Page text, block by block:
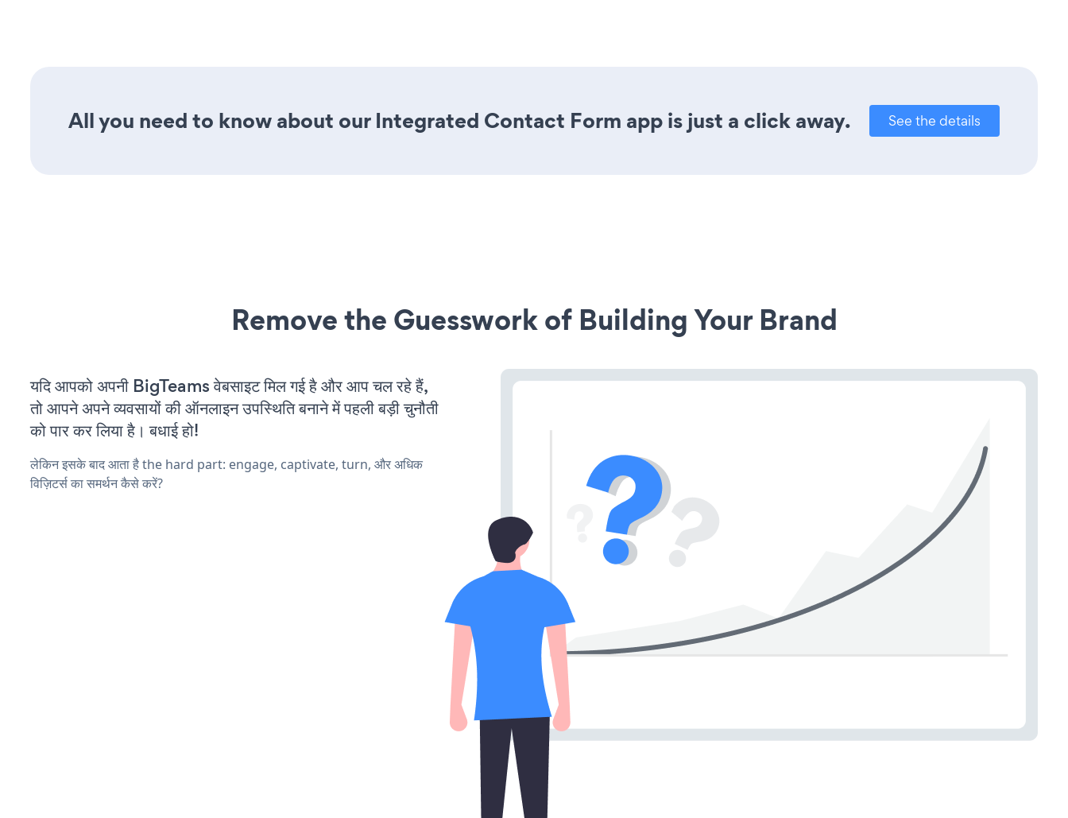
All you need to know about our Integrated Contact Form app is just a click away. See the details
Remove the Guesswork of Building Your Brand
यदि आपको अपनी BigTeams वेबसाइट मिल गई है और आप चल रहे हैं,
तो आपने अपने व्यवसायों की ऑनलाइन उपस्थिति बनाने में पहली बड़ी चुनौती
को पार कर लिया है। बधाई हो!
लेकिन इसके बाद आता है the hard part: engage, captivate, turn, और अधिक
विज़िटर्स का समर्थन कैसे करें?